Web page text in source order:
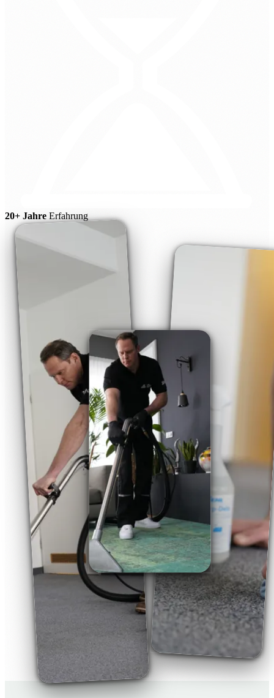
20+ Jahre Erfahrung